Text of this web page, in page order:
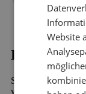
Kaufen?
Sind Sie auf der
werden Sie bei
Website